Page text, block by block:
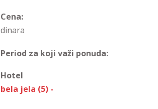
Cena:
dinara
Period za koji važi ponuda:
Hotel
bela jela (5) -